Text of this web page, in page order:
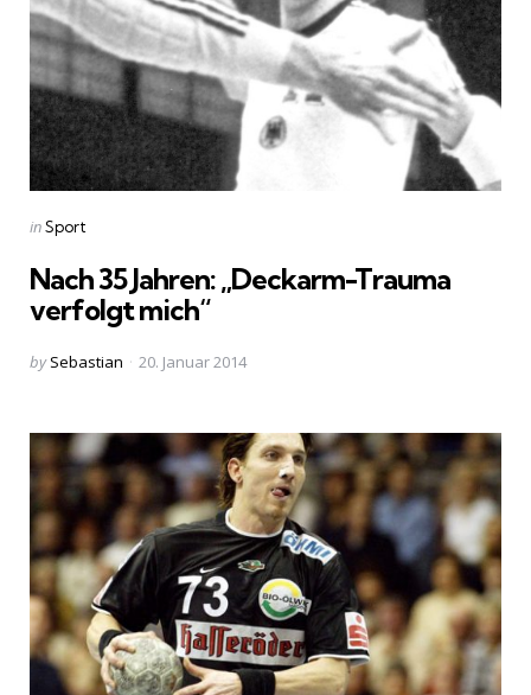
Categories
Posted
inSport
Nach 35 Jahren: „Deckarm-Trauma
verfolgt mich“
Posted
by Sebastian 20. Januar 2014